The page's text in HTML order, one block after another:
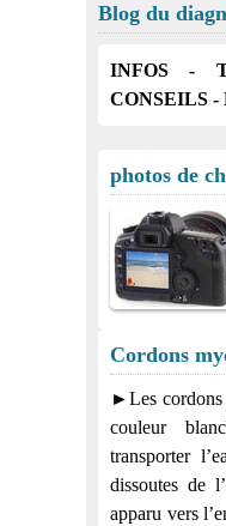
Blog du
INFOS -
CONSEILS -
photos de
Cordons
►Les cordons
couleur
transporter
dissoutes de
apparu vers